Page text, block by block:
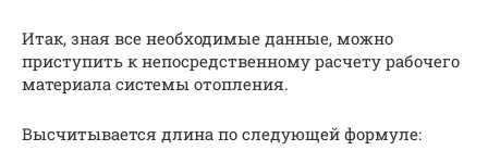
Итак, зная все необходимые данные, можно
приступить к непосредственному расчету рабочего
материала системы отопления.
Высчитывается длина по следующей формуле: